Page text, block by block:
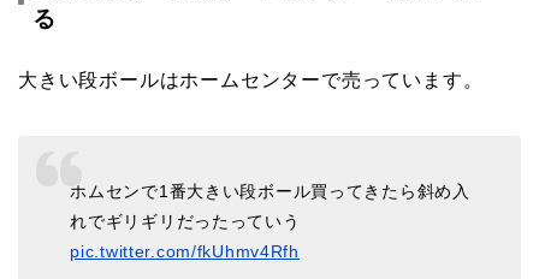
る
大きい段ボールはホームセンターで売っています。
ホムセンで1番大きい段ボール買ってきたら斜め入
れでギリギリだったっていう
pic.twitter.com/fkUhmv4Rfh